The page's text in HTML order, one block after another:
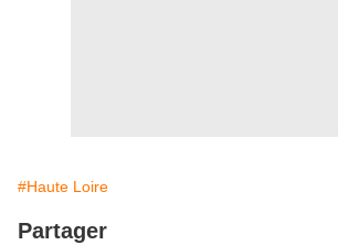
#Haute Loire
Partager